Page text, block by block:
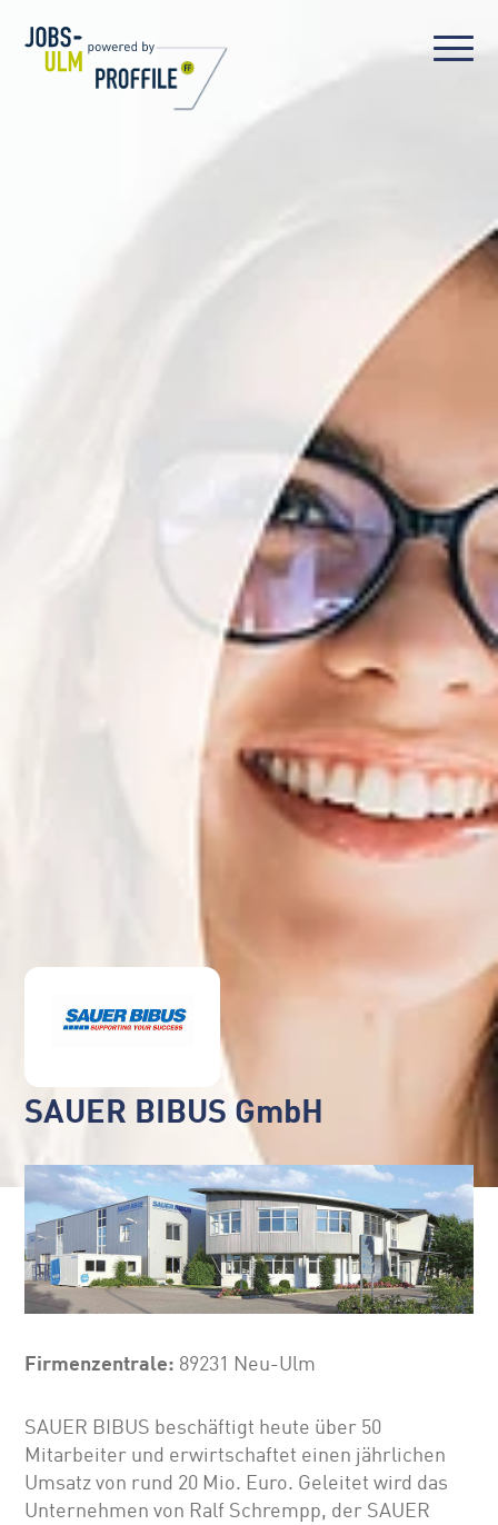
SAUER BIBUS GmbH
Firmenzentrale: 89231 Neu-Ulm
SAUER BIBUS beschäftigt heute über 50
Mitarbeiter und erwirtschaftet einen jährlichen
Umsatz von rund 20 Mio. Euro. Geleitet wird das
Unternehmen von Ralf Schrempp, der SAUER